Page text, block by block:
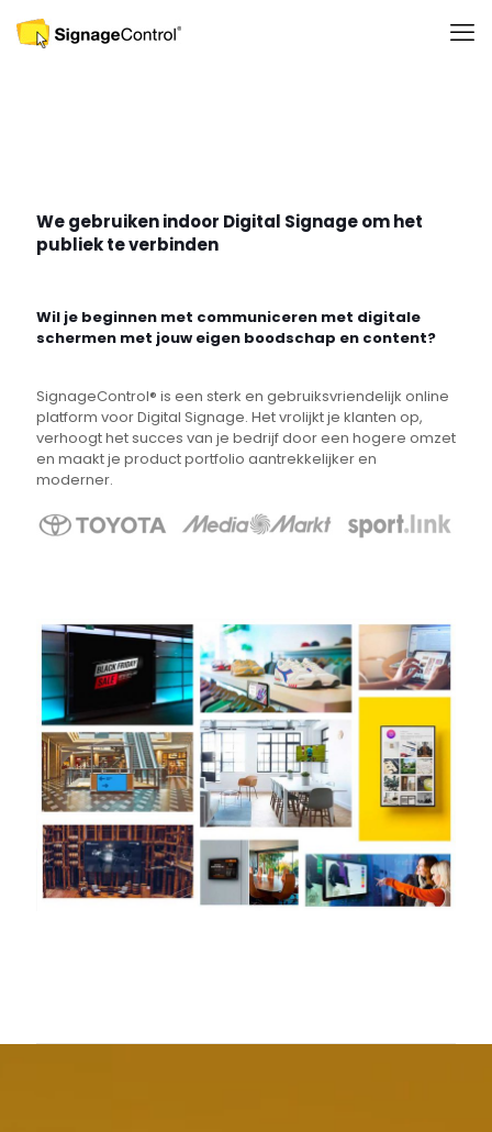
We gebruiken indoor Digital Signage om het
publiek te verbinden
Wil je beginnen met communiceren met digitale
schermen met jouw eigen boodschap en content?
SignageControl® is een sterk en gebruiksvriendelijk online
platform voor Digital Signage. Het vrolijkt je klanten op,
verhoogt het succes van je bedrijf door een hogere omzet
en maakt je product portfolio aantrekkelijker en
moderner.